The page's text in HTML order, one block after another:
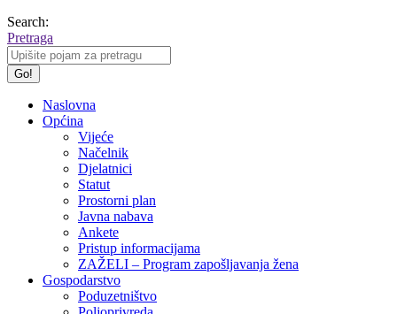
Search:
Pretraga
Naslovna
Općina
Vijeće
Načelnik
Djelatnici
Statut
Prostorni plan
Javna nabava
Ankete
Pristup informacijama
ZAŽELI – Program zapošljavanja žena
Gospodarstvo
Poduzetništvo